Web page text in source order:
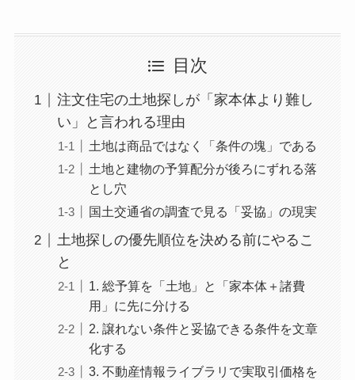
目次
注文住宅の土地探しが「家本体より難し
い」と言われる理由
土地は商品ではなく「条件の塊」である
土地と建物の予算配分が後ろにずれる落
とし穴
国土交通省の調査で見る「妥協」の現実
土地探しの優先順位を決める前にやるこ
と
1. 総予算を「土地」と「家本体＋諸費
用」に先に分ける
2. 譲れない条件と妥協できる条件を文章
化する
3. 不動産情報ライブラリで実取引価格を